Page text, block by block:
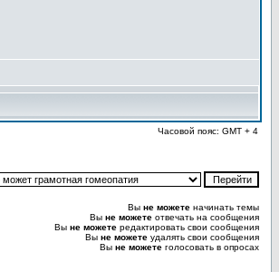
Часовой пояс: GMT + 4
Вы не можете начинать темы
Вы не можете отвечать на сообщения
Вы не можете редактировать свои сообщения
Вы не можете удалять свои сообщения
Вы не можете голосовать в опросах